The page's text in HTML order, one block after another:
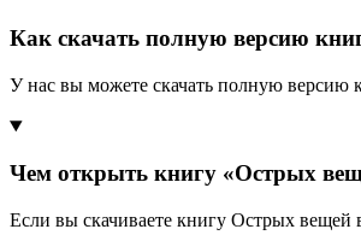
Как скачать полную версию
У нас вы можете скачать полную версию
Чем открыть книгу «Острых
Если вы скачиваете книгу Острых вещей